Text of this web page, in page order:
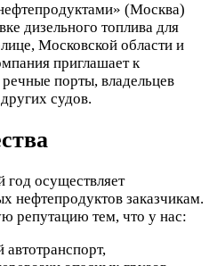
(Москва)
дизельного топлива для
Московской области и
приглашает к
порты, владельцев
судов.
осуществляет
нефтепродуктов заказчикам.
репутацию тем, что у нас: